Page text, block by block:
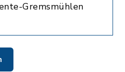
Gremsmühlen